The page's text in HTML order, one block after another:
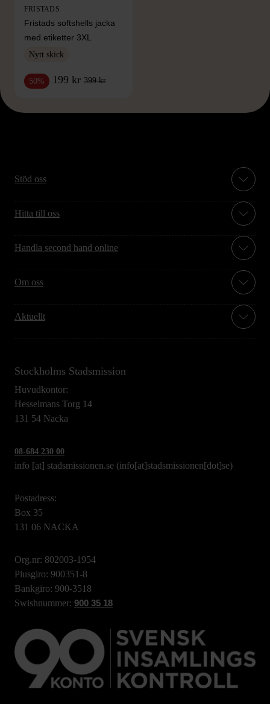
FRISTADS
Fristads softshells jacka
med etiketter 3XL
Nytt skick
50% 199 kr 399 kr
Stöd oss
Hitta till oss
Handla second hand online
Om oss
Aktuellt
Stockholms Stadsmission
Huvudkontor:
Hesselmans Torg 14
131 54 Nacka
08-684 230 00
info [at] stadsmissionen.se (info[at]stadsmissionen[dot]se)
Postadress:
Box 35
131 06 NACKA
Org.nr: 802003-1954
Plusgiro: 900351-8
Bankgiro: 900-3518
Swishnummer: 900 35 18